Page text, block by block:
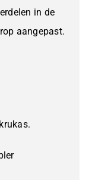
in de
aangepast.